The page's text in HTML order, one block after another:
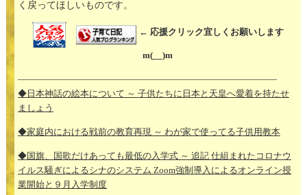
く戻ってほしいものです。
← 応援クリック宜しくお願いします
m(__)m
———————————————————————————
◆日本神話の絵本について ～ 子供たちに日本と天皇へ愛着を持たせ
ましょう
◆家庭内における戦前の教育再現 ～ わが家で使ってる子供用教本
◆国旗、国歌だけあっても最低の入学式 ～ 追記 仕組まれたコロナウ
イルス騒ぎによるシナのシステム Zoom強制導入によるオンライン授
業開始と９月入学制度